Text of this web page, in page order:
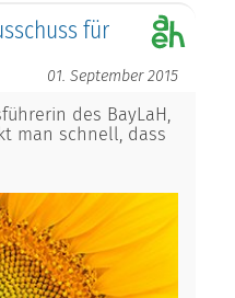
für
01. September 2015
des BayLaH,
man schnell, dass